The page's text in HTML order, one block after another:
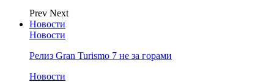
Prev Next
Новости
Новости
Релиз Gran Turismo 7 не за горами
Новости